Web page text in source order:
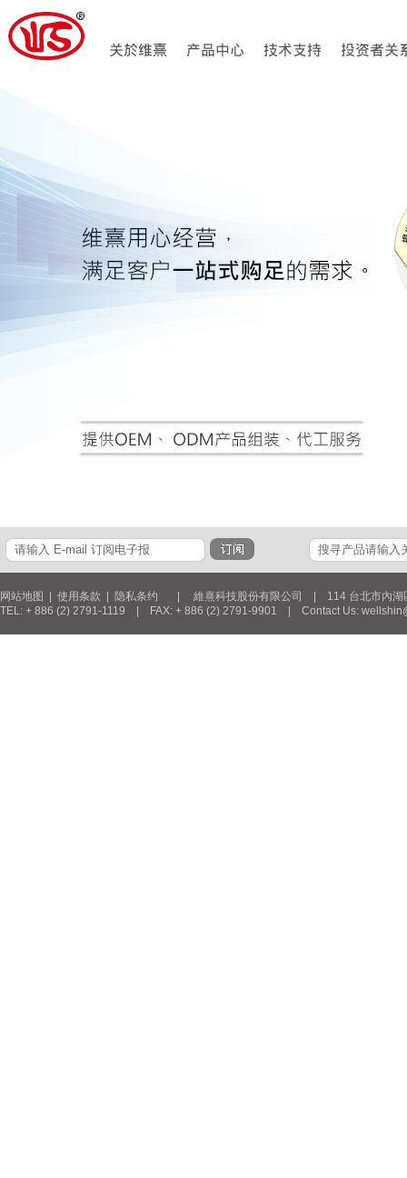
网站地图 使用条款 隐私条约 | 維熹科技股份有限公司 | 114 台北市內湖區
TEL: + 886 (2) 2791-1119 | FAX: + 886 (2) 2791-9901 | Contact Us: